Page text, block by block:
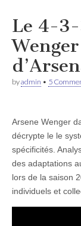
Le 4-
byadmin • 5
Arsene Wenger
décrypte le le
spécificités.
des adaptations
lors de la saison
individuels et